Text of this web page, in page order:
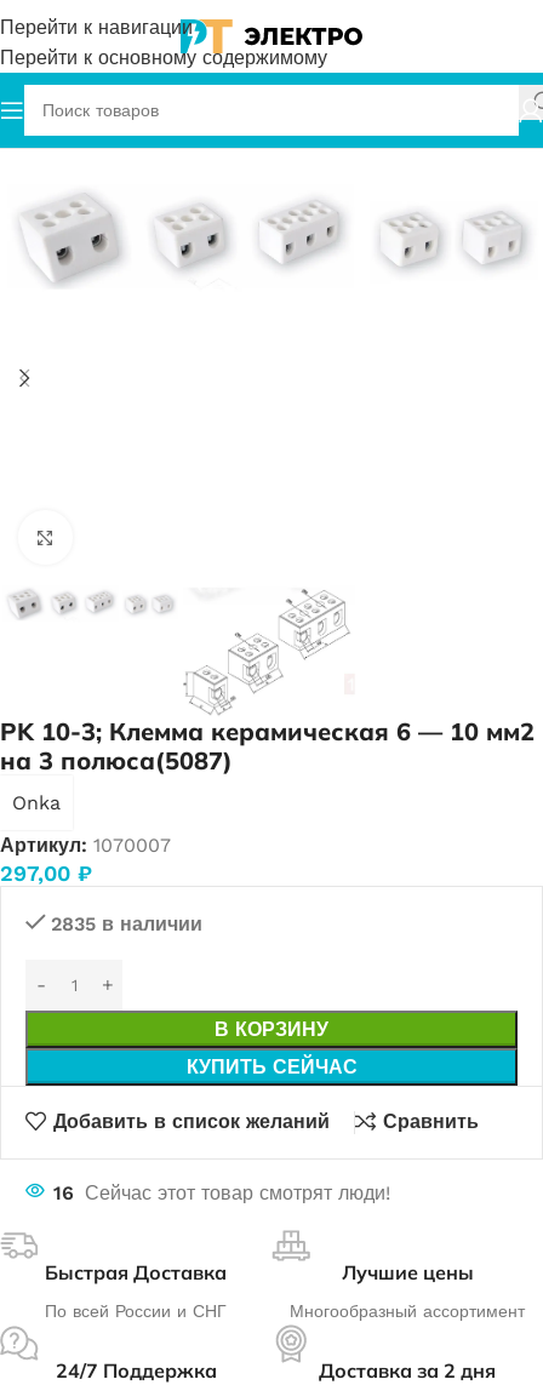
Перейти к навигации
Перейти к основному содержимому
Главная Onka Керамические Клеммы
PK 10-3; Клемма керамическая 6 — 10 мм2
на 3 полюса(5087)
Onka
Артикул: 1070007
297,00 ₽
2835 в наличии
В КОРЗИНУ
КУПИТЬ СЕЙЧАС
Добавить в список желаний Сравнить
16 Сейчас этот товар смотрят люди!
Быстрая Доставка
По всей России и СНГ
Лучшие цены
Многообразный ассортимент
24/7 Поддержка Доставка за 2 дня